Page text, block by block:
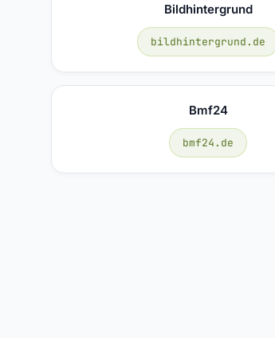
Bildhintergrund
bildhintergrund.de
Bmf24
bmf24.de